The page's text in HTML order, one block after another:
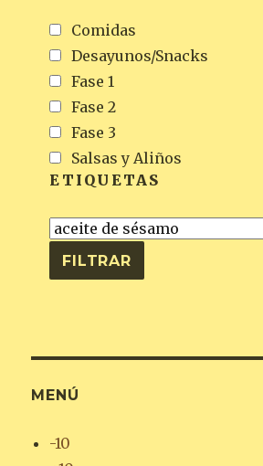
Comidas
Desayunos/Snacks
Fase 1
Fase 2
Fase 3
Salsas y Aliños
ETIQUETAS
MENÚ
-10